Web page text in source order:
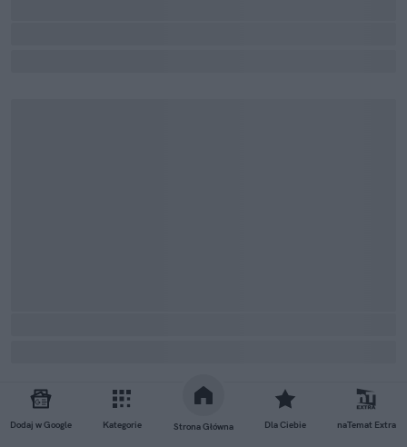
Dodaj w Google Kategorie Strona Główna Dla Ciebie naTemat Extra